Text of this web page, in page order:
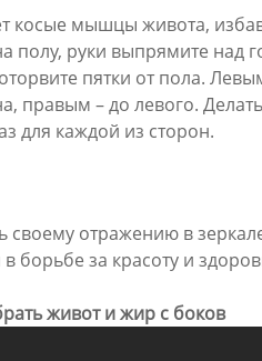
косые мышцы живота,
полу, руки выпрямите над
пятки от пола.
правым – до левого.
для каждой из сторон.
своему отражению в
за красоту и
живот и жир с боков